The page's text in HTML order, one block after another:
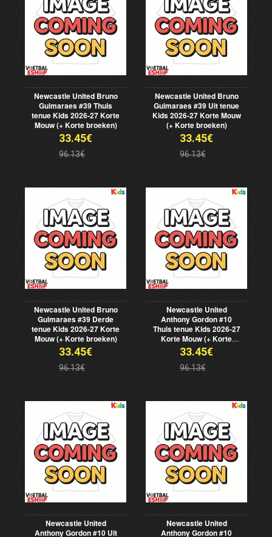
Newcastle United Bruno
Guimaraes #39 Thuis
tenue Kids 2026-27 Korte
Mouw (+ Korte broeken)
33.45€
96.13€
Newcastle United Bruno
Guimaraes #39 Uit tenue
Kids 2026-27 Korte Mouw
(+ Korte broeken)
33.45€
96.13€
Newcastle United Bruno
Guimaraes #39 Derde
tenue Kids 2026-27 Korte
Mouw (+ Korte broeken)
33.45€
96.13€
Newcastle United
Anthony Gordon #10
Thuis tenue Kids 2026-27
Korte Mouw (+ Korte
broeken)
33.45€
96.13€
Newcastle United
Anthony Gordon #10 Uit
Newcastle United
Anthony Gordon #10